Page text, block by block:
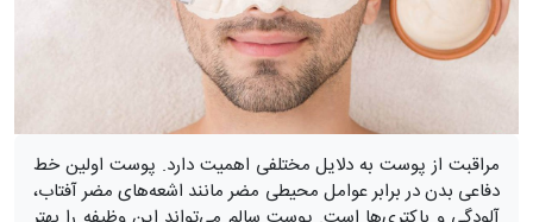
مراقبت از پوست به دلایل مختلفی اهمیت دارد. پوست اولین خط
دفاعی بدن در برابر عوامل محیطی مضر مانند اشعه‌های مضر آفتاب،